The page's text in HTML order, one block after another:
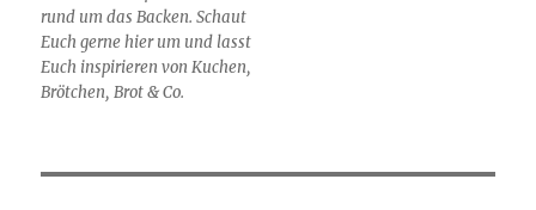
rund um das Backen. Schaut
Euch gerne hier um und lasst
Euch inspirieren von Kuchen,
Brötchen, Brot & Co.